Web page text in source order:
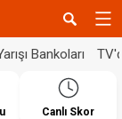
Bankoları
Canlı Skor